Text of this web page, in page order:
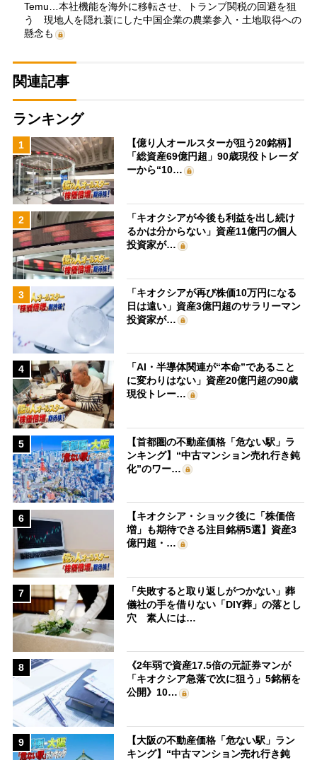
Temu…本社機能を海外に移転させ、トランプ関税の回避を狙
う 現地人を隠れ蓑にした中国企業の農業参入・土地取得への
懸念も
関連記事
ランキング
1
【億り人オールスターが狙う20銘柄】
「総資産69億円超」90歳現役トレーダ
ーから“10…
2
「キオクシアが今後も利益を出し続け
るかは分からない」資産11億円の個人
投資家が…
3
「キオクシアが再び株価10万円になる
日は遠い」資産3億円超のサラリーマン
投資家が…
4
「AI・半導体関連が“本命”であること
に変わりはない」資産20億円超の90歳
現役トレー…
5
【首都圏の不動産価格「危ない駅」ラ
ンキング】“中古マンション売れ行き鈍
化”のワー…
6
【キオクシア・ショック後に「株価倍
増」も期待できる注目銘柄5選】資産3
億円超・…
7
「失敗すると取り返しがつかない」葬
儀社の手を借りない「DIY葬」の落とし
穴 素人には…
8
《2年弱で資産17.5倍の元証券マンが
「キオクシア急落で次に狙う」5銘柄を
公開》10…
9
【大阪の不動産価格「危ない駅」ラン
キング】“中古マンション売れ行き鈍